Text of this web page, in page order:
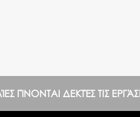
ΓΊΝΟΝΤΑΙ ΔΕΚΤΈΣ ΤΙΣ